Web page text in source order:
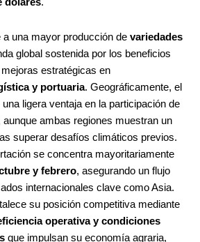
a una mayor producción de variedades
global sostenida por los beneficios
estratégicas en
y portuaria. Geográficamente, el
ligera ventaja en la participación de
ambas regiones muestran un
superar desafíos climáticos previos.
se concentra mayoritariamente
y febrero, asegurando un flujo
internacionales clave como Asia.
su posición competitiva mediante
operativa y condiciones
que impulsan su economía agraria,